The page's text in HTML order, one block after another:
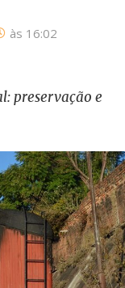
às 16:02
preservação e